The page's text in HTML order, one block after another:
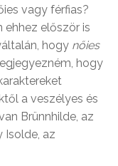
vagy férfias?
ehhez először is
hogy nőies
hogy
a veszélyes és
Brünnhilde, az
Isolde, az